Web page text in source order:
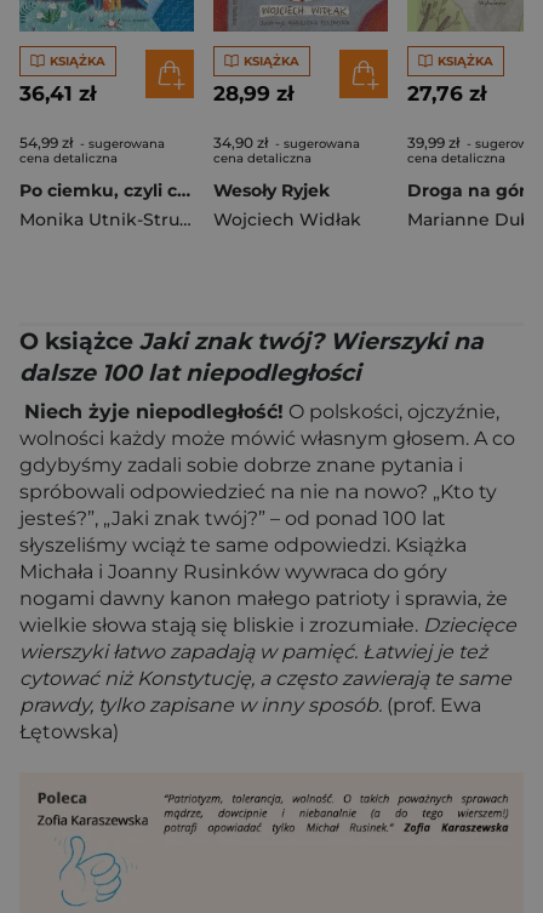
KSIĄŻKA
36,41 zł
54,99 zł - sugerowana
cena detaliczna
Po ciemku, czyli co się dzieje w nocy
Monika Utnik-Strugała
KSIĄŻKA
28,99 zł
34,90 zł - sugerowana
cena detaliczna
Wesoły Ryjek
Wojciech Widłak
KSIĄŻKA
27,76 zł
39,99 zł -
cena detaliczna
Droga na górę
Marianne
O książce Jaki znak twój? Wierszyki na
dalsze 100 lat niepodległości
Niech żyje niepodległość! O polskości, ojczyźnie,
wolności każdy może mówić własnym głosem. A co
gdybyśmy zadali sobie dobrze znane pytania i
spróbowali odpowiedzieć na nie na nowo? „Kto ty
jesteś?”, „Jaki znak twój?” – od ponad 100 lat
słyszeliśmy wciąż te same odpowiedzi. Książka
Michała i Joanny Rusinków wywraca do góry
nogami dawny kanon małego patrioty i sprawia, że
wielkie słowa stają się bliskie i zrozumiałe. Dziecięce
wierszyki łatwo zapadają w pamięć. Łatwiej je też
cytować niż Konstytucję, a często zawierają te same
prawdy, tylko zapisane w inny sposób. (prof. Ewa
Łętowska)